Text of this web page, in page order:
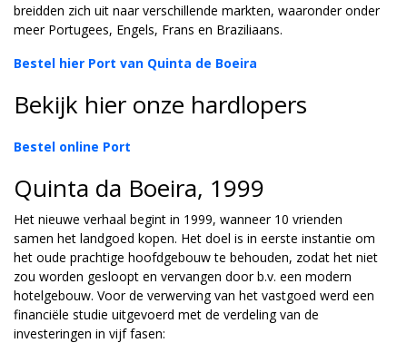
breidden zich uit naar verschillende markten, waaronder onder
meer Portugees, Engels, Frans en Braziliaans.
Bestel hier Port van Quinta de Boeira
Bekijk hier onze hardlopers
Bestel online Port
Quinta da Boeira, 1999
Het nieuwe verhaal begint in 1999, wanneer 10 vrienden
samen het landgoed kopen. Het doel is in eerste instantie om
het oude prachtige hoofdgebouw te behouden, zodat het niet
zou worden gesloopt en vervangen door b.v. een modern
hotelgebouw. Voor de verwerving van het vastgoed werd een
financiële studie uitgevoerd met de verdeling van de
investeringen in vijf fasen: